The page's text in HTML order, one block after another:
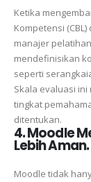
Ketika
Kompetensi
manajer
mendefinisikan
seperti
Skala evaluasi
tingkat
ditentukan.
4. Moodle
Lebih Aman.
Moodle tidak